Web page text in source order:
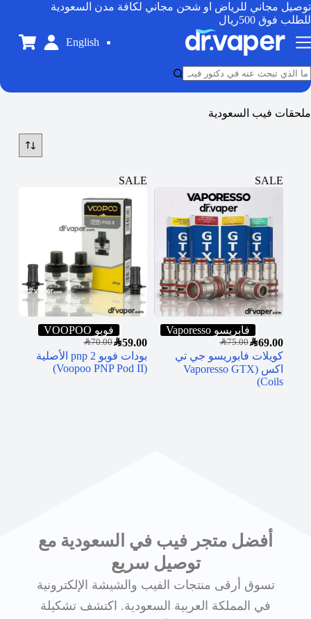
توصيل مجاني للرياض او شحن مجاني لكافة مدن السعودية
للطلب فوق 500ريال
English
ملحقات فيب السعودية
SALE
فابريسو Vaporesso
SAR75.00SAR69.00
كويلات فابوريسو جي تي
اكس (Vaporesso GTX
Coils)
SALE
فوبو VOOPOO
SAR70.00SAR59.00
بودات فوبو pnp 2 الأصلية
(Voopoo PNP Pod II)
أفضل متجر فيب في السعودية مع
توصيل سريع
تسوق أرقى منتجات الفيب والشيشة الإلكترونية
في المملكة العربية السعودية. اكتشف تشكيلة